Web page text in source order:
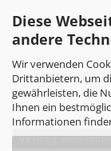
Diese
andere
Wir verwenden
Drittanbietern, um
gewährleisten, die
Ihnen ein
Informationen
Vertrag